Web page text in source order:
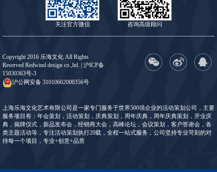
关注官方微信 咨询高级顾问
Copyright 2016 乐海文化 All Rights
Reserved Redwind design co.,ltd. | 沪ICP备
15030363号-3
沪公网安备 31010602000356号
上海乐海文化艺术有限公司是一家专门服务于世界500强企业的活动策划公司，主要
服务项目有：年会策划，活动策划，庆典策划，周年庆典，周年庆典策划，开业庆
典，揭牌仪式，新品发布会，经销商大会，高峰论坛，会议策划，客户答谢会，各
类主题活动等，专注活动策划执行20载，全程一站式服务，公司坚持专业苛刻的对
待每一个项目，专业+创意+品质